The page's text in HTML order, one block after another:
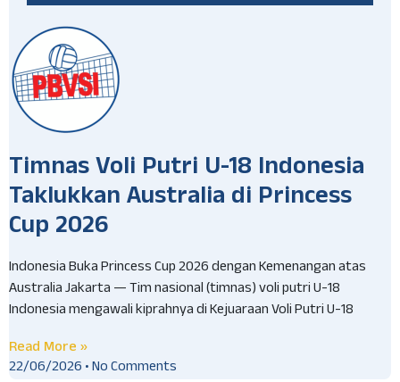
Timnas Voli Putri U-18 Indonesia
Taklukkan Australia di Princess
Cup 2026
Indonesia Buka Princess Cup 2026 dengan Kemenangan atas
Australia Jakarta — Tim nasional (timnas) voli putri U-18
Indonesia mengawali kiprahnya di Kejuaraan Voli Putri U-18
Read More »
22/06/2026 No Comments